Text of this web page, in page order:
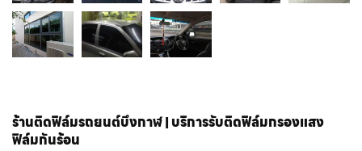
ร้านติดฟิล์มรถยนต์บึงกาฬ | บริการรับติดฟิล์มกรองแสง
ฟิล์มกันร้อน